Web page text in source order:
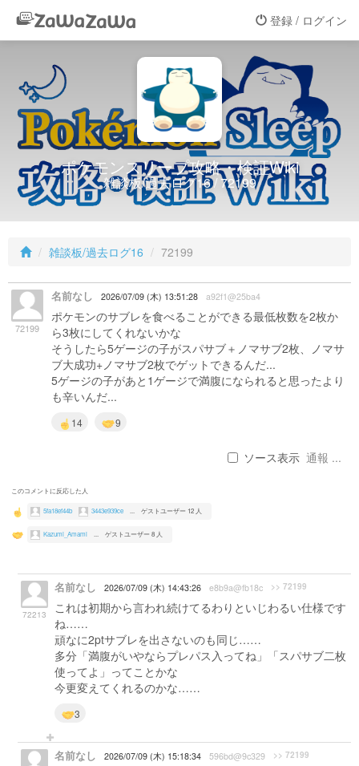
登録 / ログイン
ポケモンスリープ攻略・検証Wiki
雑談板/過去ログ16 / 72199
雑談板/過去ログ16 72199
72199
名前なし 2026/07/09 (木) 13:51:28 a92f1@25ba4
ポケモンのサブレを食べることができる最低枚数を2枚か
ら3枚にしてくれないかな
そうしたら5ゲージの子がスパサブ＋ノマサブ2枚、ノマサ
ブ大成功+ノマサブ2枚でゲットできるんだ...
5ゲージの子があと1ゲージで満腹になられると思ったより
も辛いんだ...
14 9
ソース表示 通報 ...
このコメントに反応した人
5fa18ef44b 3443e939ce ゲストユーザー 12 人
Kazumi_Amami ゲストユーザー 8 人
72213
名前なし 2026/07/09 (木) 14:43:26 e8b9a@fb18c >> 72199
これは初期から言われ続けてるわりといじわるい仕様です
ね……
頑なに2ptサブレを出さないのも同じ……
多分「満腹がいやならプレパス入ってね」「スパサブ二枚
使ってよ」ってことかな
今更変えてくれるのかな……
3
名前なし 2026/07/09 (木) 15:18:34 596bd@9c329 >> 72199